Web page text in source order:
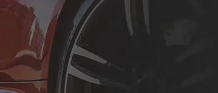
ホイール修理